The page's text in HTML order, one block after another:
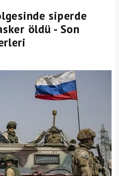
siperde
öldü - Son